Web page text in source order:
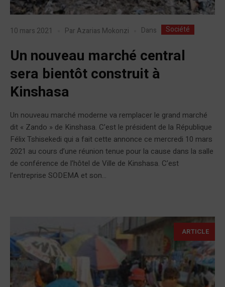
10 mars 2021 Par Azarias Mokonzi Dans Société
Un nouveau marché central
sera bientôt construit à
Kinshasa
Un nouveau marché moderne va remplacer le grand marché
dit « Zando » de Kinshasa. C’est le président de la République
Félix Tshisekedi qui a fait cette annonce ce mercredi 10 mars
2021 au cours d’une réunion tenue pour la cause dans la salle
de conférence de l’hôtel de Ville de Kinshasa. C’est
l’entreprise SODEMA et son...
ARTICLE